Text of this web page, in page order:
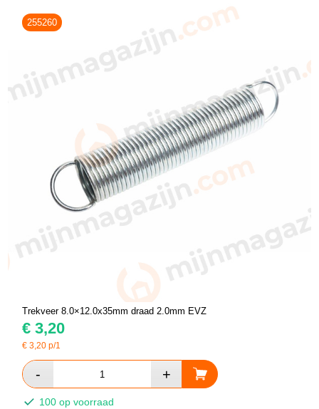
255260
Trekveer 8.0×12.0x35mm draad 2.0mm EVZ
€ 3,20
€3,20 p/1
100 op voorraad